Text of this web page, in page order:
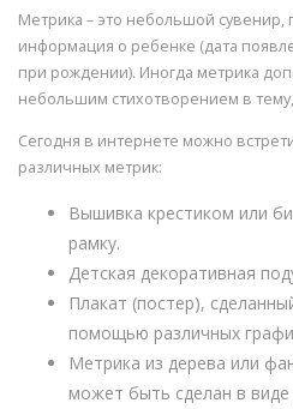
Метрика – это небольшой сувенир,
информация о ребенке (дата
при рождении). Иногда метрика
небольшим стихотворением в
Сегодня в интернете можно
различных метрик:
Вышивка крестиком или
рамку.
Детская декоративная
Плакат (постер),
помощью различных
Метрика из дерева или
может быть сделан в